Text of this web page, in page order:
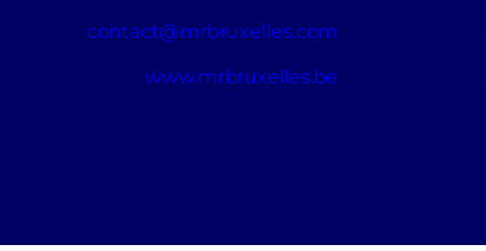
contact@mrbruxelles.com
www.mrbruxelles.be